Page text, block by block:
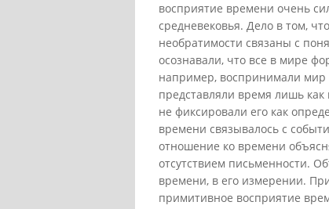
восприятие времени очень
средневековья. Дело в том,
необратимости связаны с
осознавали, что все в мире
например, воспринимали мир
представляли время лишь
не фиксировали его как
времени связывалось с
отношение ко времени
отсутствием письменности.
времени, в его измерении.
примитивное восприятие